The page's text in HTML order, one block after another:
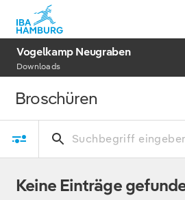
Vogelkamp Neugraben
Downloads
Broschüren
Keine Einträge